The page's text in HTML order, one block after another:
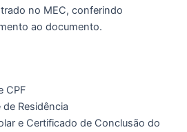
no MEC, conferindo
ao documento.
CPF
Residência
e Certificado de Conclusão do